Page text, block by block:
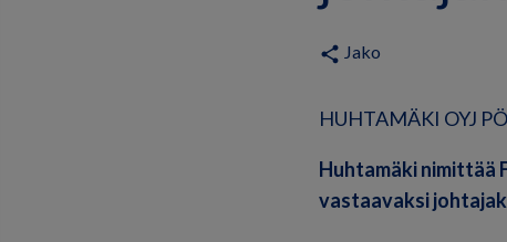
share Jako
HUHTAMÄKI OYJ
Huhtamäki nimittää
vastaavaksi